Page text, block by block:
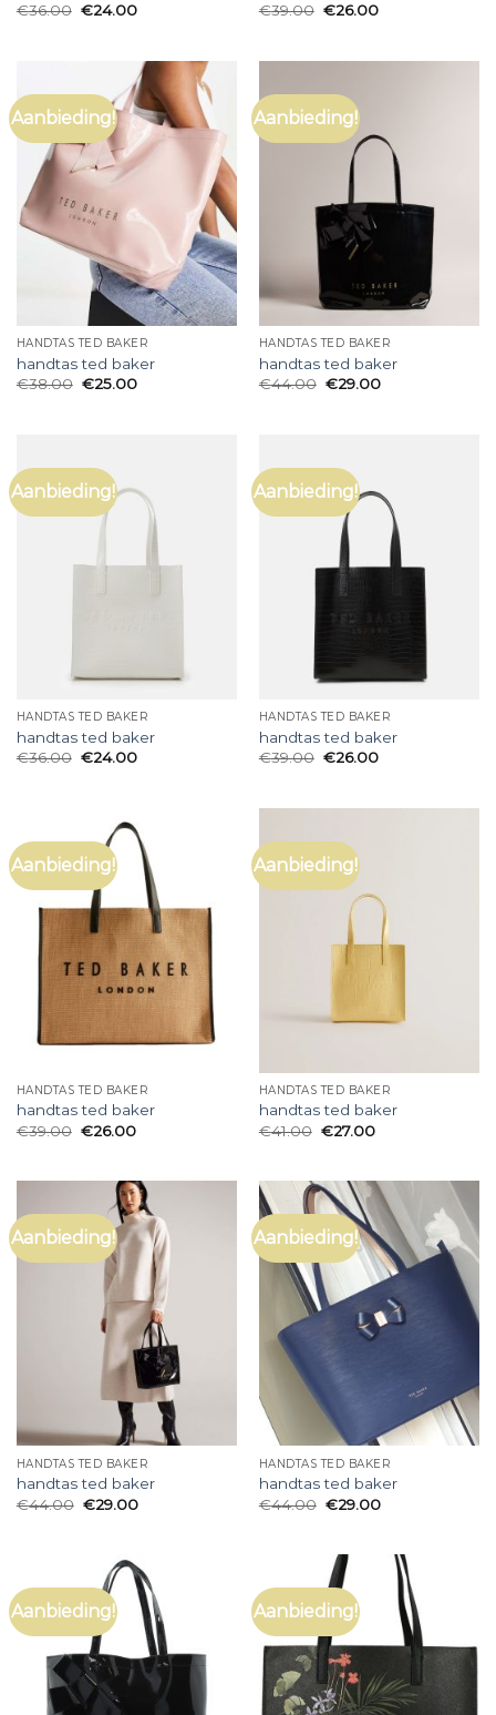
€36.00 €24.00
€39.00 €26.00
Aanbieding!
HANDTAS TED BAKER
handtas ted baker
€38.00 €25.00
Aanbieding!
HANDTAS TED BAKER
handtas ted baker
€44.00 €29.00
Aanbieding!
HANDTAS TED BAKER
handtas ted baker
€36.00 €24.00
Aanbieding!
HANDTAS TED BAKER
handtas ted baker
€39.00 €26.00
Aanbieding!
HANDTAS TED BAKER
handtas ted baker
€39.00 €26.00
Aanbieding!
HANDTAS TED BAKER
handtas ted baker
€41.00 €27.00
Aanbieding!
HANDTAS TED BAKER
handtas ted baker
€44.00 €29.00
Aanbieding!
HANDTAS TED BAKER
handtas ted baker
€44.00 €29.00
Aanbieding! Aanbieding!